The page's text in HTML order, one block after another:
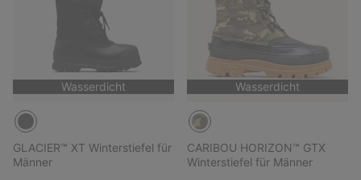
Wasserdicht
GLACIER™ XT Winterstiefel für
Männer
Wasserdicht
CARIBOU HORIZON™ GTX
Winterstiefel für Männer